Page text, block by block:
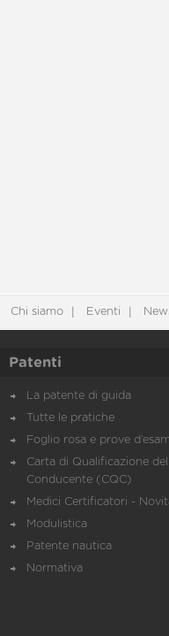
Chi siamo Eventi
Patenti
La patente di guida
Tutte le pratiche
Foglio rosa e prove
Carta di Qualificazione del
Conducente (CQC)
Medici Certificatori -
Modulistica
Patente nautica
Normativa